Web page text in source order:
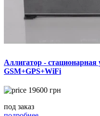
Аллигатор -
GSM+GPS+WiFi
19600 грн
под заказ